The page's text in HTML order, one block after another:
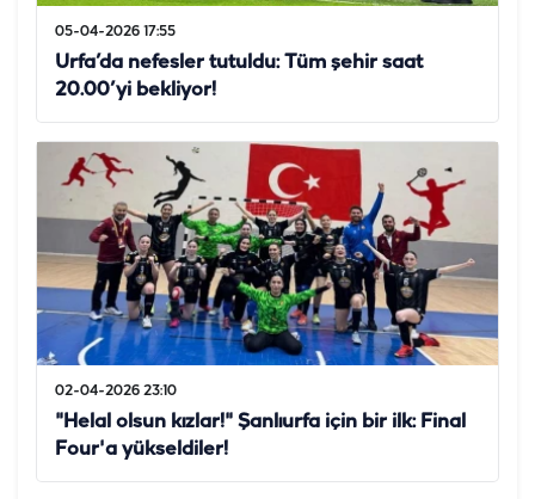
05-04-2026 17:55
Urfa’da nefesler tutuldu: Tüm şehir saat
20.00’yi bekliyor!
02-04-2026 23:10
"Helal olsun kızlar!" Şanlıurfa için bir ilk: Final
Four'a yükseldiler!